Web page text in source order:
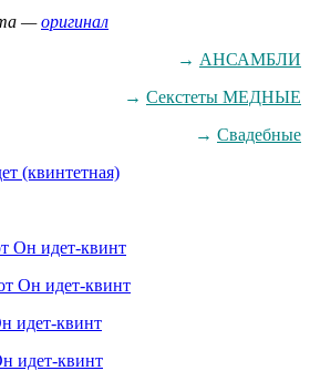
—оригинал
→ АНСАМБЛИ
→ Секстеты МЕДНЫЕ
→ Свадебные
(квинтетная)
Он идет-квинт
Он идет-квинт
идет-квинт
идет-квинт